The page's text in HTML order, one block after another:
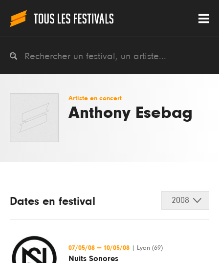
Artiste en concert
Anthony Esebag
Dates en festival 2008
07/05/08 — 10/05/08 Lyon (69)
Nuits Sonores